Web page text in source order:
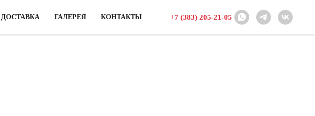
ДОСТАВКА ГАЛЕРЕЯ КОНТАКТЫ +7 (383) 205-21-05